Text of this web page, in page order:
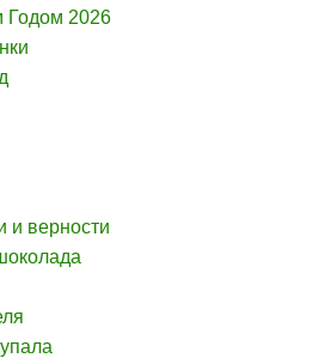
Годом 2026
и верности